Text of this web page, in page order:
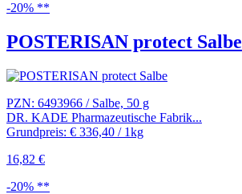
-20% **
POSTERISAN protect Salbe
PZN: 6493966 / Salbe, 50 g
DR. KADE Pharmazeutische Fabrik...
Grundpreis: € 336,40 / 1kg
16,82 €
-20% **